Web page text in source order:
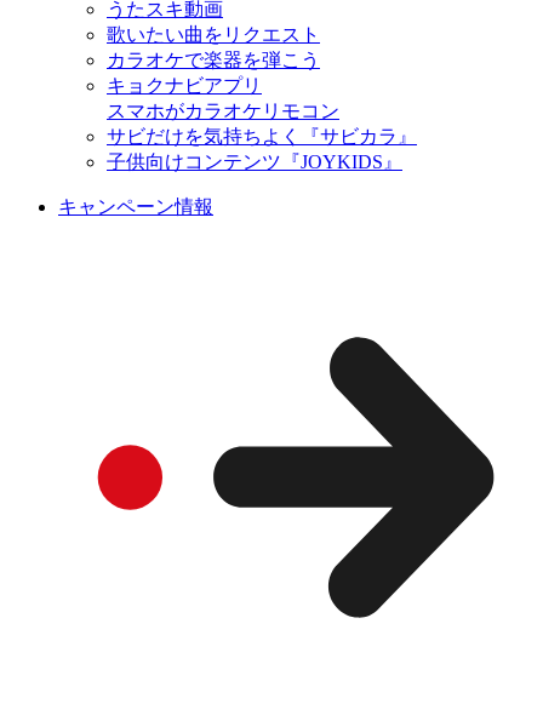
うたスキ動画
歌いたい曲をリクエスト
カラオケで楽器を弾こう
キョクナビアプリ
スマホがカラオケリモコン
サビだけを気持ちよく『サビカラ』
子供向けコンテンツ『JOYKIDS』
キャンペーン情報